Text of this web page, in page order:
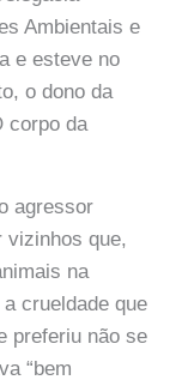
Ambientais e
e esteve no
o dono da
corpo da
agressor
vizinhos que,
na
crueldade que
preferiu não se
“bem